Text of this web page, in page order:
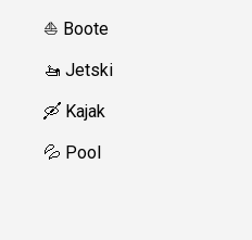
⛵️ Boote
🚤 Jetski
🛶 Kajak
💦 Pool